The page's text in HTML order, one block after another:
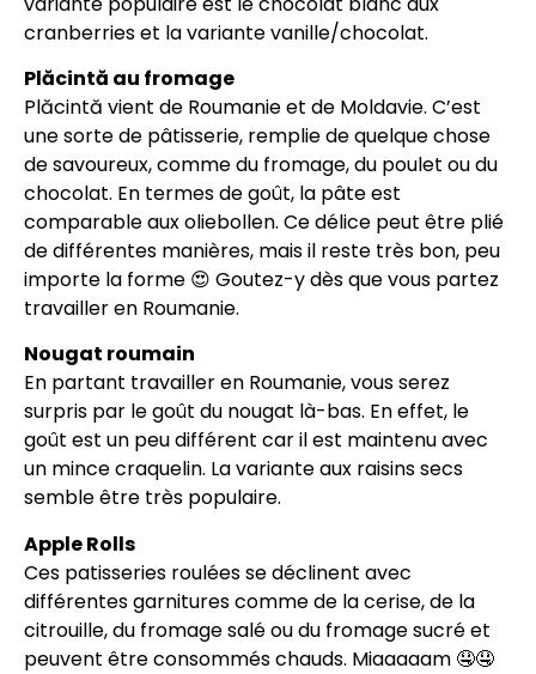
cranberries et la variante vanille/chocolat.
Plăcintă au fromage
Plăcintă vient de Roumanie et de Moldavie. C’est
une sorte de pâtisserie, remplie de quelque chose
de savoureux, comme du fromage, du poulet ou du
chocolat. En termes de goût, la pâte est
comparable aux oliebollen. Ce délice peut être plié
de différentes manières, mais il reste très bon, peu
importe la forme 😍 Goutez-y dès que vous partez
travailler en Roumanie.
Nougat roumain
En partant travailler en Roumanie, vous serez
surpris par le goût du nougat là-bas. En effet, le
goût est un peu différent car il est maintenu avec
un mince craquelin. La variante aux raisins secs
semble être très populaire.
Apple Rolls
Ces patisseries roulées se déclinent avec
différentes garnitures comme de la cerise, de la
citrouille, du fromage salé ou du fromage sucré et
peuvent être consommés chauds. Miaaaaam 🤤🤤